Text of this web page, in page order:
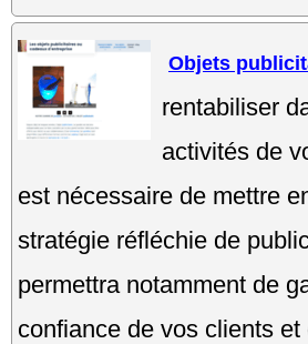
Objets
rentabiliser
activités de
est nécessaire de mettre
stratégie réfléchie de
permettra notamment de
confiance de vos clients